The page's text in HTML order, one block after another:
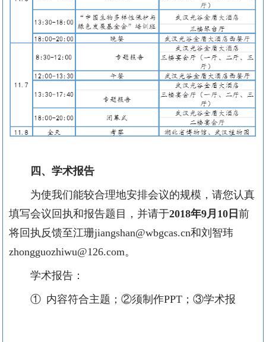
四、学术报告
为使我们能较合理地安排会议的规模，请您认真
填写会议回执和报告题目，并请于2018年9月10日 前
将回执反馈至江珊jiangshan@wbgcas.cn和刘智玮
zhongguozhiwu@126.com。
学术报告：
① 内容符合主题；②须制作PPT；③学术报